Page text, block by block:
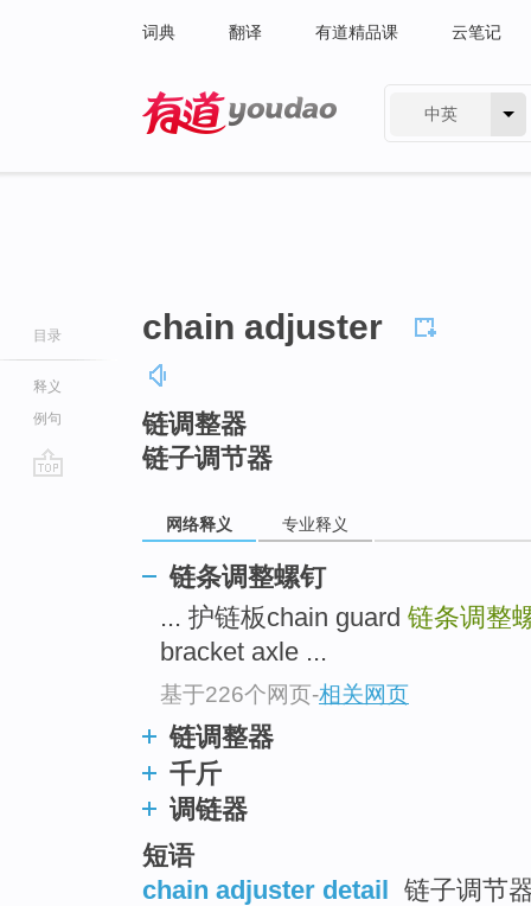
词典 翻译 有道精品课 云笔记
中英
目录
释义
例句
chain adjuster
链调整器
链子调节器
网络释义 专业释义
链条调整螺钉
... 护链板chain guard 链条调整
bracket axle ...
基于226个网页-相关网页
链调整器
千斤
调链器
短语
chain adjuster detail 链子调节